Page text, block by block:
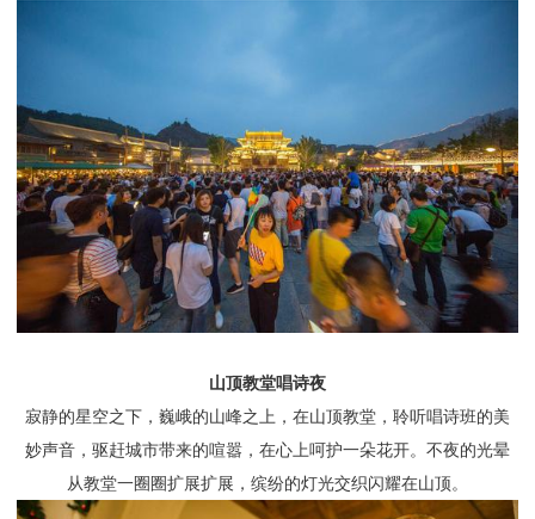
山顶教堂唱诗夜
寂静的星空之下，巍峨的山峰之上，在山顶教堂，聆听唱诗班的美
妙声音，驱赶城市带来的喧嚣，在心上呵护一朵花开。不夜的光晕
从教堂一圈圈扩展扩展，缤纷的灯光交织闪耀在山顶。